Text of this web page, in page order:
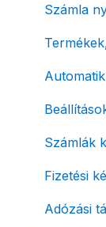
Számla
Számlák
Fizetési
Adózási